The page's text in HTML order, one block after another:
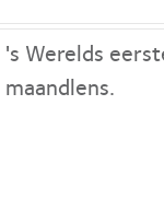
's Werelds
maandlens.